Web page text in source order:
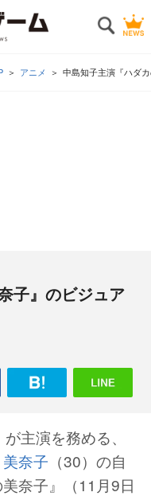
アニメ 中島知子主演『ハダ
子』のビジュア
が主演を務める、
美奈子 （30）の自
奈子』（11月9日